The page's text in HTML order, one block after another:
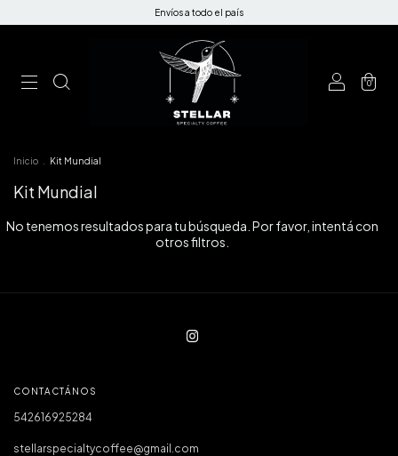
Envíos a todo el país
0
Inicio Kit Mundial
Kit Mundial
No tenemos resultados para tu búsqueda. Por favor, intentá con
otros filtros.
CONTACTÁNOS
542616925284
stellarspecialtycoffee@gmail.com